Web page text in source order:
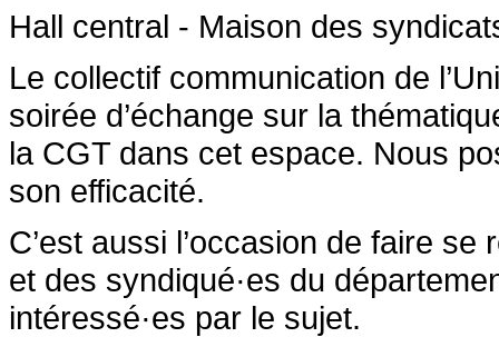
Hall central - Maison des
Le collectif communication de
soirée d’échange sur la
la CGT dans cet espace. Nous
son efficacité.
C’est aussi l’occasion de faire
et des syndiqué·es du
intéressé·es par le sujet.